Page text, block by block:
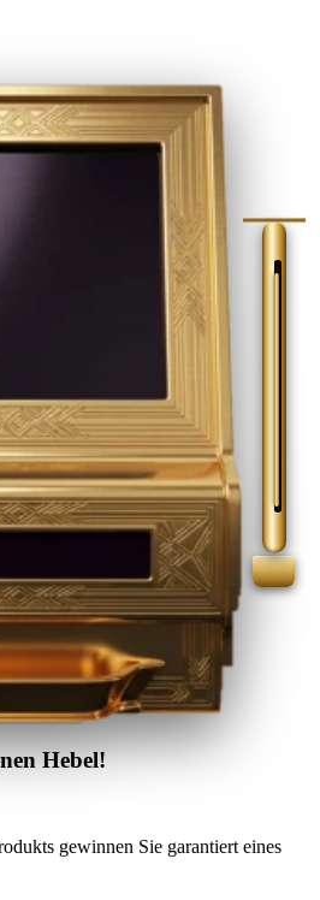
Hebel!
gewinnen Sie garantiert eines